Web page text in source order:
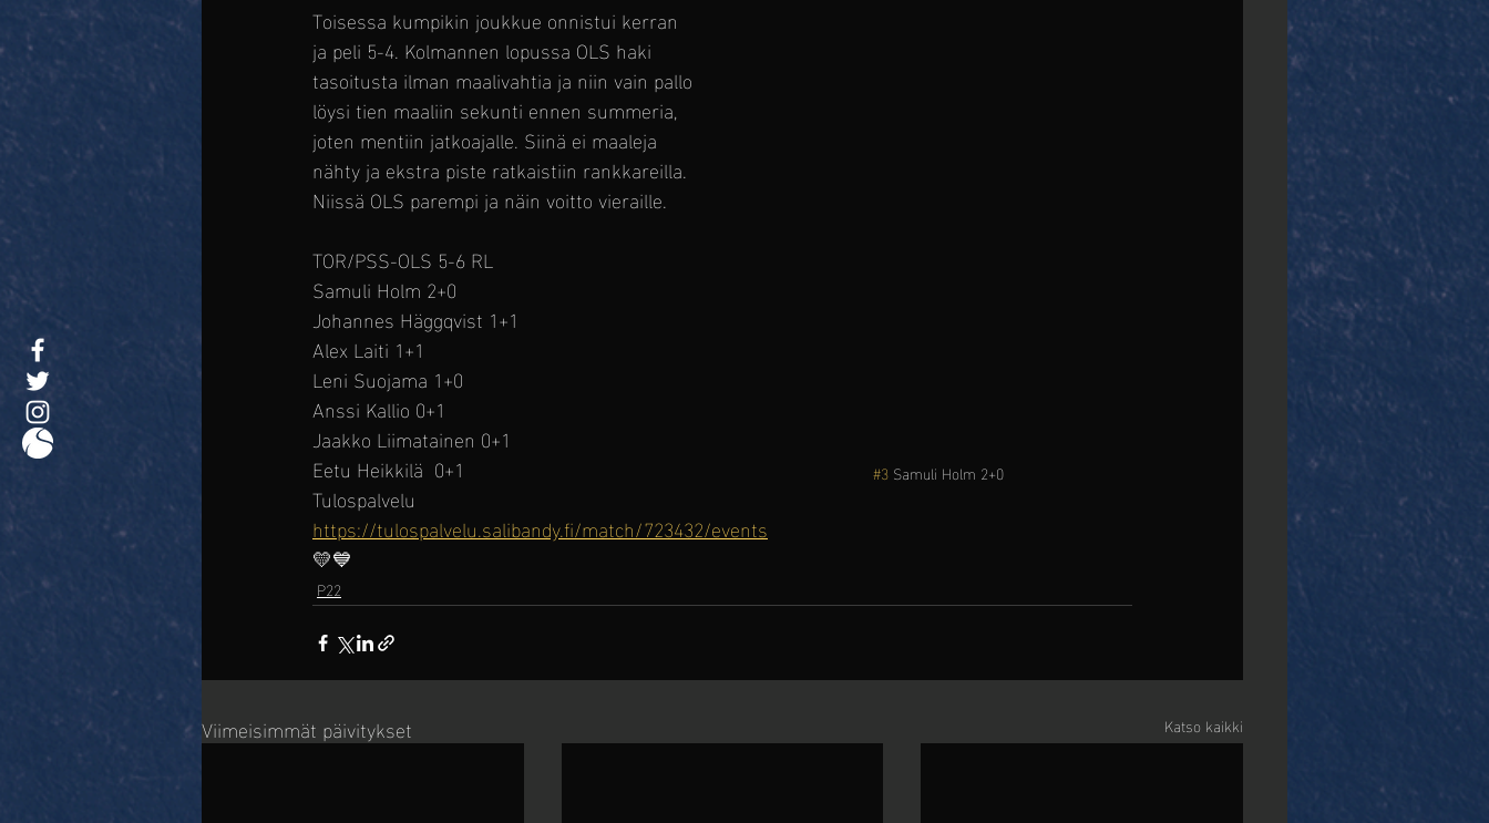
#3 Samuli Holm 2+0
Toisessa kumpikin joukkue onnistui kerran
ja peli 5-4. Kolmannen lopussa OLS haki
tasoitusta ilman maalivahtia ja niin vain pallo
löysi tien maaliin sekunti ennen summeria,
joten mentiin jatkoajalle. Siinä ei maaleja
nähty ja ekstra piste ratkaistiin rankkareilla.
Niissä OLS parempi ja näin voitto vieraille.
TOR/PSS-OLS 5-6 RL
Samuli Holm 2+0
Johannes Häggqvist 1+1
Alex Laiti 1+1
Leni Suojama 1+0
Anssi Kallio 0+1
Jaakko Liimatainen 0+1
Eetu Heikkilä  0+1
Tulospalvelu
https://tulospalvelu.salibandy.fi/match/723432/events
💛💙
P22
Viimeisimmät päivitykset Katso kaikki